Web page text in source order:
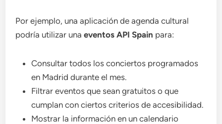
Por ejemplo, una aplicación de agenda cultural
podría utilizar unaeventos API Spain para:
Consultar todos los conciertos programados
en Madrid durante el mes.
Filtrar eventos que sean gratuitos o que
cumplan con ciertos criterios de accesibilidad.
Mostrar la información en un calendario